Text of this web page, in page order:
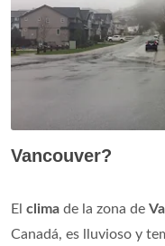
Vancouver?
El clima de la zona de
Canadá, es lluvioso y